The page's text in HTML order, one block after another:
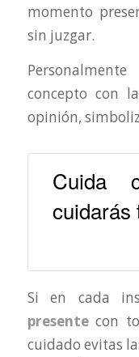
momento
sin juzgar.
concepto con
opinión,
Cuida
cuidarás
Si en cada
presentecon
cuidado evitas